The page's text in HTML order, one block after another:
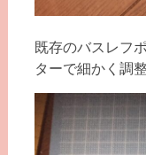
既存のバスレフ
ターで細かく調